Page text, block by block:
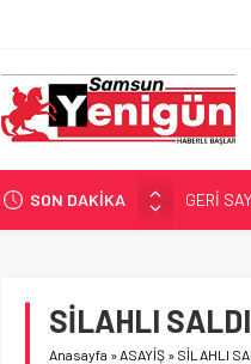
SON DAKİKA
GERİ
İŞTE
SİLAHLI
Anasayfa »ASAYİŞ » SİLAHLI